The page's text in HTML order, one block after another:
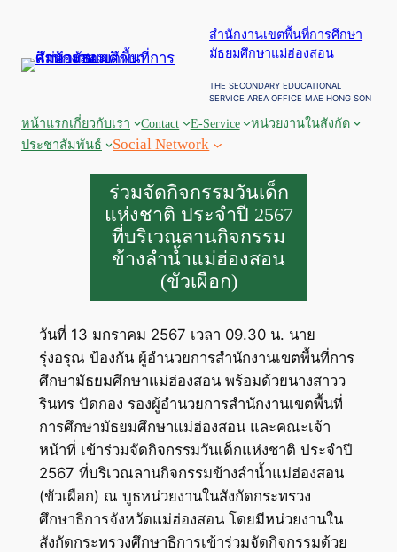
สำนักงานเขตพื้นที่การศึกษา
มัธยมศึกษาแม่ฮ่องสอน
THE SECONDARY EDUCATIONAL
SERVICE AREA OFFICE MAE HONG SON
หน้าแรกเกี่ยวกับเรา Contact E-Service
หน่วยงานในสังกัด
ประชาสัมพันธ์
Social Network
ร่วมจัดกิจกรรมวันเด็ก
แห่งชาติ ประจำปี 2567
ที่บริเวณลานกิจกรรม
ข้างลำน้ำแม่ฮ่องสอน
(ขัวเผือก)
วันที่ 13 มกราคม 2567 เวลา 09.30 น. นาย
รุ่งอรุณ ป้องกัน ผู้อำนวยการสำนักงานเขตพื้นที่การ
ศึกษามัธยมศึกษาแม่ฮ่องสอน พร้อมด้วยนางสาวว
รินทร ปัดกอง รองผู้อำนวยการสำนักงานเขตพื้นที่
การศึกษามัธยมศึกษาแม่ฮ่องสอน และคณะเจ้า
หน้าที่ เข้าร่วมจัดกิจกรรมวันเด็กแห่งชาติ ประจำปี
2567 ที่บริเวณลานกิจกรรมข้างลำน้ำแม่ฮ่องสอน
(ขัวเผือก) ณ บูธหน่วยงานในสังกัดกระทรวง
ศึกษาธิการจังหวัดแม่ฮ่องสอน โดยมีหน่วยงานใน
สังกัดกระทรวงศึกษาธิการเข้าร่วมจัดกิจกรรมด้วย